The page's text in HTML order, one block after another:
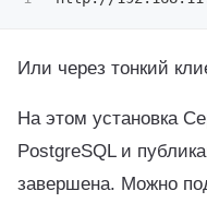
Или через тонкий
На этом установка
PostgreSQL и
завершена. Можно